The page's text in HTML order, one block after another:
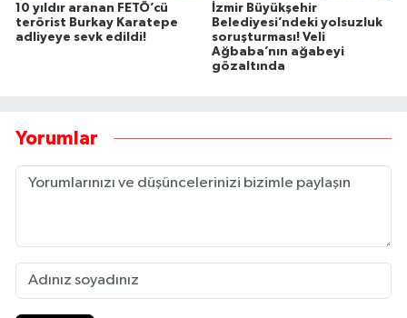
10 yıldır aranan FETÖ’cü
terörist Burkay Karatepe
adliyeye sevk edildi!
İzmir Büyükşehir
Belediyesi’ndeki yolsuzluk
soruşturması! Veli
Ağbaba’nın ağabeyi
gözaltında
Yorumlar